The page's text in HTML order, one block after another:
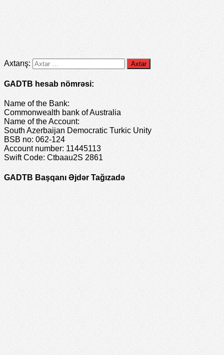
Axtarış:
GADTB hesab nömrəsi:
Name of the Bank:
Commonwealth bank of Australia
Name of the Account:
South Azerbaijan Democratic Turkic Unity
BSB no: 062-124
Account number: 11445113
Swift Code: Ctbaau2S 2861
GADTB Başqanı Əjdər Tağızadə